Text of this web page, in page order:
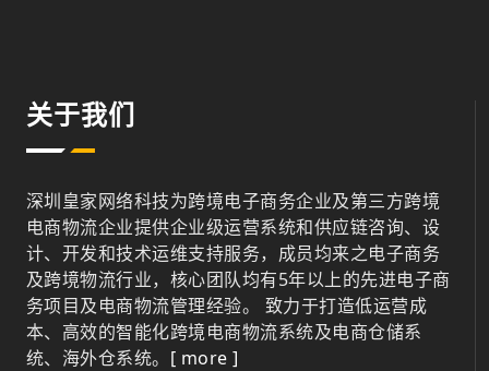
关于我们
深圳皇家网络科技为跨境电子商务企业及第三方跨境
电商物流企业提供企业级运营系统和供应链咨询、设
计、开发和技术运维支持服务，成员均来之电子商务
及跨境物流行业，核心团队均有5年以上的先进电子商
务项目及电商物流管理经验。 致力于打造低运营成
本、高效的智能化跨境电商物流系统及电商仓储系
统、海外仓系统。 [ more ]